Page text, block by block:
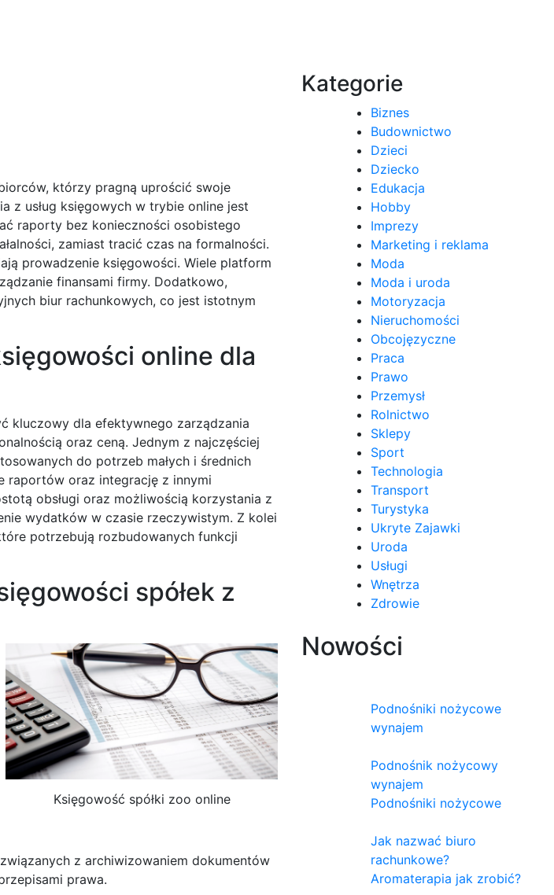
którzy pragną uprościć swoje
z usług księgowych w trybie online jest
raporty bez konieczności osobistego
zamiast tracić czas na formalności.
prowadzenie księgowości. Wiele platform
finansami firmy. Dodatkowo,
biur rachunkowych, co jest istotnym
online dla
kluczowy dla efektywnego zarządzania
oraz ceną. Jednym z najczęściej
do potrzeb małych i średnich
raportów oraz integrację z innymi
obsługi oraz możliwością korzystania z
wydatków w czasie rzeczywistym. Z kolei
potrzebują rozbudowanych funkcji
spółek z
Księgowość spółki zoo online
z archiwizowaniem dokumentów
prawa.
Kategorie
Biznes
Budownictwo
Dzieci
Dziecko
Edukacja
Hobby
Imprezy
Marketing i reklama
Moda
Moda i uroda
Motoryzacja
Nieruchomości
Obcojęzyczne
Praca
Prawo
Przemysł
Rolnictwo
Sklepy
Sport
Technologia
Transport
Turystyka
Ukryte Zajawki
Uroda
Usługi
Wnętrza
Zdrowie
Nowości
Podnośniki nożycowe
wynajem
Podnośnik nożycowy
wynajem
Podnośniki nożycowe
Jak nazwać biuro
rachunkowe?
Aromaterapia jak zrobić?